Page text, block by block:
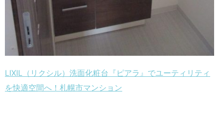
LIXIL（リクシル）洗面化粧台『ピアラ』でユーティリティ
を快適空間へ！札幌市マンション